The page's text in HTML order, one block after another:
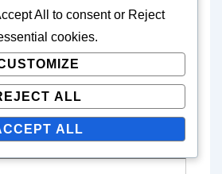
All to consent or Reject
cookies.
ALL
ALL